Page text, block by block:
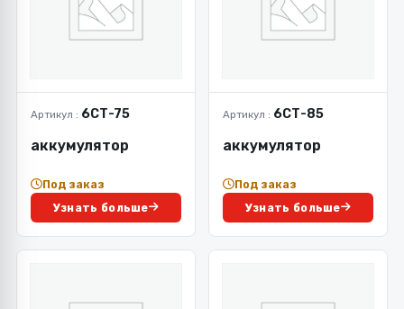
Артикул : 6СТ-75
аккумулятор
Под заказ
Узнать больше
Артикул : 6СТ-85
аккумулятор
Под заказ
Узнать больше